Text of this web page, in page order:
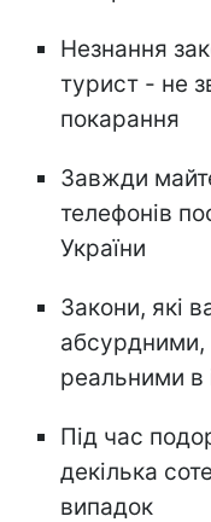
Незнання
турист - не
покарання
Завжди
телефонів
України
Закони, які
абсурдними,
реальними в
Під час
декілька
випадок